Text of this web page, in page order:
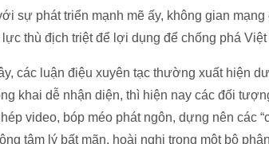
sự phát triển mạnh mẽ ấy, không gian
lực thù địch triệt để lợi dụng để chống phá Việt
các luận điệu xuyên tạc thường xuất hiện
khai dễ nhận diện, thì hiện nay các đối
video, bóp méo phát ngôn, dựng nên các
tâm lý bất mãn, hoài nghi trong một bộ